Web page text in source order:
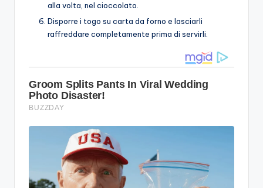
alla volta, nel cioccolato.
Disporre i togo su carta da forno e lasciarli
raffreddare completamente prima di servirli.